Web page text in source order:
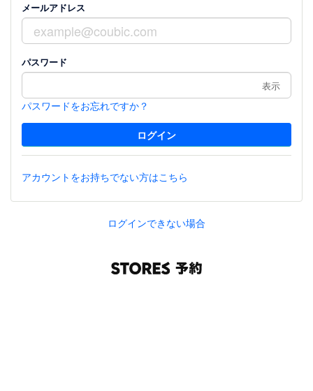
メールアドレス
パスワード
表示
パスワードをお忘れですか？
アカウントをお持ちでない方はこちら
ログインできない場合